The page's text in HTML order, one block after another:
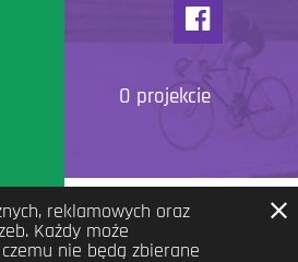
O projekcie
reklamowych oraz
Każdy może
nie będą zbierane